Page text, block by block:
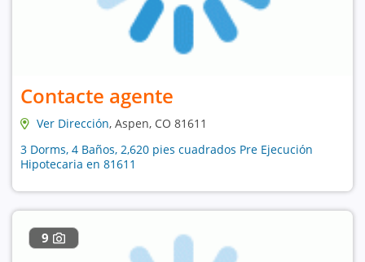
Contacte agente
Ver Dirección, Aspen, CO 81611
3 Dorms, 4 Baños, 2,620 pies cuadrados Pre Ejecución
Hipotecaria en 81611
9